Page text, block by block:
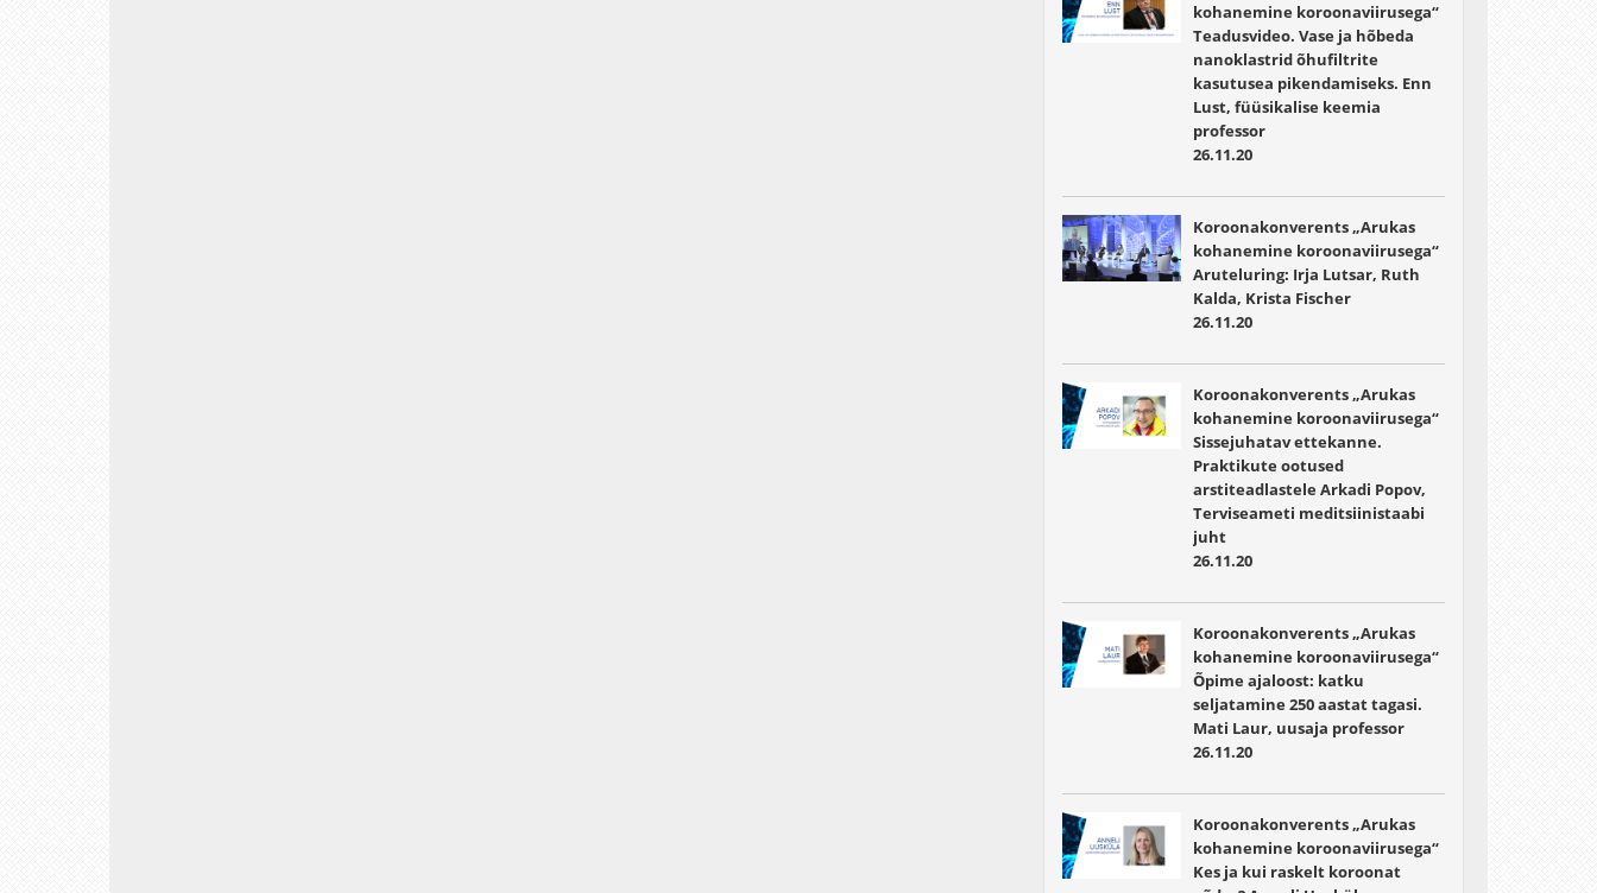
kohanemine koroonaviirusega“
Teadusvideo. Vase ja hõbeda
nanoklastrid õhufiltrite
kasutusea pikendamiseks. Enn
Lust, füüsikalise keemia
professor
26.11.20
Koroonakonverents „Arukas
kohanemine koroonaviirusega“
Aruteluring: Irja Lutsar, Ruth
Kalda, Krista Fischer
26.11.20
Koroonakonverents „Arukas
kohanemine koroonaviirusega“
Sissejuhatav ettekanne.
Praktikute ootused
arstiteadlastele Arkadi Popov,
Terviseameti meditsiinistaabi
juht
26.11.20
Koroonakonverents „Arukas
kohanemine koroonaviirusega“
Õpime ajaloost: katku
seljatamine 250 aastat tagasi.
Mati Laur, uusaja professor
26.11.20
Koroonakonverents „Arukas
kohanemine koroonaviirusega“
Kes ja kui raskelt koroonat